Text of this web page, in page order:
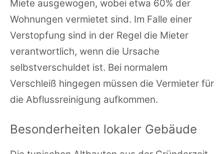
Miete ausgewogen, wobei etwa 60% der
Wohnungen vermietet sind. Im Falle einer
Verstopfung sind in der Regel die Mieter
verantwortlich, wenn die Ursache
selbstverschuldet ist. Bei normalem
Verschleiß hingegen müssen die Vermieter für
die Abflussreinigung aufkommen.
Besonderheiten lokaler Gebäude